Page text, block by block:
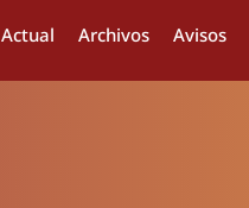
Actual Archivos Avisos